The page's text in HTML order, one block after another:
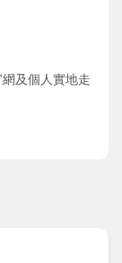
及個人實地走